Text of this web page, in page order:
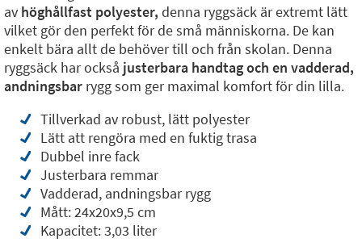
av höghållfast polyester, denna ryggsäck är extremt lätt
vilket gör den perfekt för de små människorna. De kan
enkelt bära allt de behöver till och från skolan. Denna
ryggsäck har också justerbara handtag och en vadderad,
andningsbar rygg som ger maximal komfort för din lilla.
Tillverkad av robust, lätt polyester
Lätt att rengöra med en fuktig trasa
Dubbel inre fack
Justerbara remmar
Vadderad, andningsbar rygg
Mått: 24x20x9,5 cm
Kapacitet: 3,03 liter